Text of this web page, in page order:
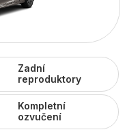
Zadní
reproduktory
Kompletní
ozvučení